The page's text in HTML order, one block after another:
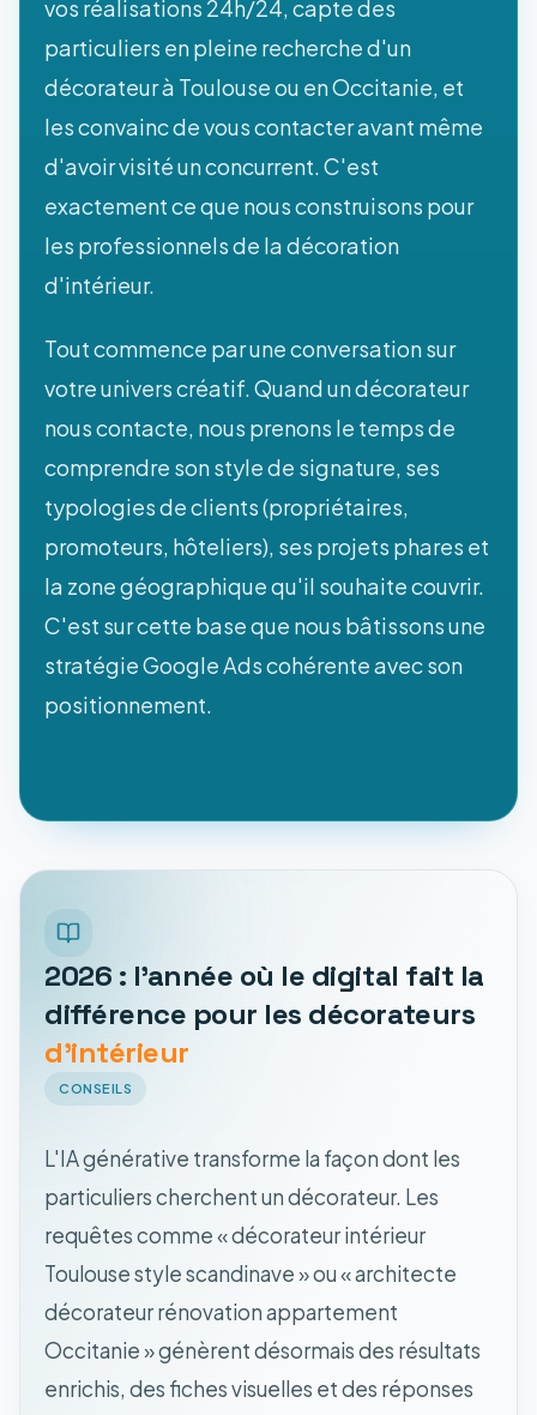
vos réalisations 24h/24, capte des
particuliers en pleine recherche d'un
décorateur à Toulouse ou en Occitanie, et
les convainc de vous contacter avant même
d'avoir visité un concurrent. C'est
exactement ce que nous construisons pour
les professionnels de la décoration
d'intérieur.
Tout commence par une conversation sur
votre univers créatif. Quand un décorateur
nous contacte, nous prenons le temps de
comprendre son style de signature, ses
typologies de clients (propriétaires,
promoteurs, hôteliers), ses projets phares et
la zone géographique qu'il souhaite couvrir.
C'est sur cette base que nous bâtissons une
stratégie Google Ads cohérente avec son
positionnement.
2026 : l'année où le digital fait la
différence pour les décorateurs
d'intérieur
CONSEILS
L'IA générative transforme la façon dont les
particuliers cherchent un décorateur. Les
requêtes comme « décorateur intérieur
Toulouse style scandinave » ou « architecte
décorateur rénovation appartement
Occitanie » génèrent désormais des résultats
enrichis, des fiches visuelles et des réponses